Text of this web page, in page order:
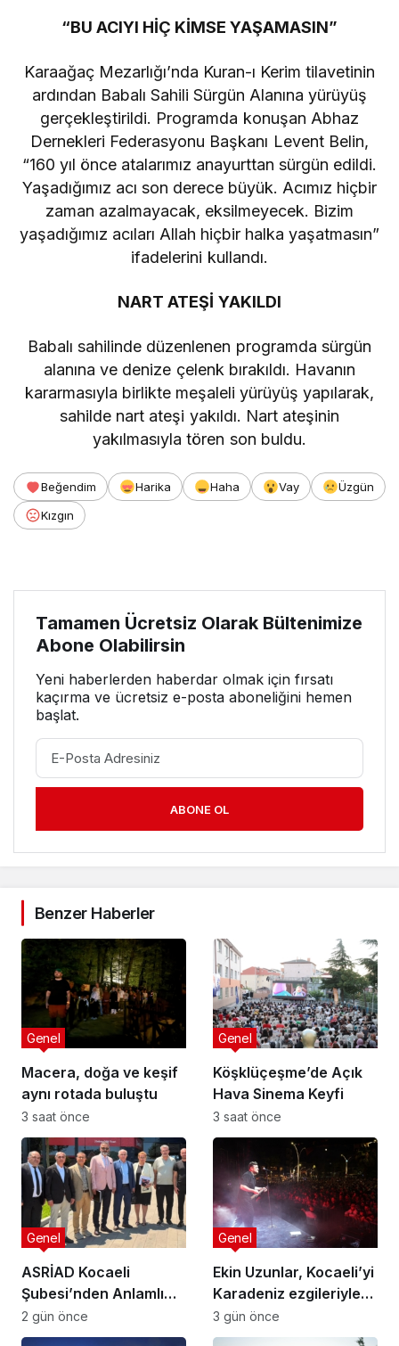
“BU ACIYI HİÇ KİMSE YAŞAMASIN”
Karaağaç Mezarlığı’nda Kuran-ı Kerim tilavetinin
ardından Babalı Sahili Sürgün Alanına yürüyüş
gerçekleştirildi. Programda konuşan Abhaz
Dernekleri Federasyonu Başkanı Levent Belin,
“160 yıl önce atalarımız anayurttan sürgün edildi.
Yaşadığımız acı son derece büyük. Acımız hiçbir
zaman azalmayacak, eksilmeyecek. Bizim
yaşadığımız acıları Allah hiçbir halka yaşatmasın”
ifadelerini kullandı.
NART ATEŞİ YAKILDI
Babalı sahilinde düzenlenen programda sürgün
alanına ve denize çelenk bırakıldı. Havanın
kararmasıyla birlikte meşaleli yürüyüş yapılarak,
sahilde nart ateşi yakıldı. Nart ateşinin
yakılmasıyla tören son buldu.
Beğendim Harika Haha Vay
Üzgün
Kızgın
Tamamen Ücretsiz Olarak Bültenimize
Abone Olabilirsin
Yeni haberlerden haberdar olmak için fırsatı
kaçırma ve ücretsiz e-posta aboneliğini hemen
başlat.
ABONE OL
Benzer Haberler
Macera, doğa ve keşif
aynı rotada buluştu
Genel
3 saat önce
Köşklüçeşme’de Açık
Hava Sinema Keyfi
Genel
3 saat önce
ASRİAD Kocaeli
Şubesi’nden Anlamlı
Sosyal Sorumluluk
Projesi
Genel
2 gün önce
Ekin Uzunlar, Kocaeli’yi
Karadeniz ezgileriyle
coşturdu
Genel
3 gün önce